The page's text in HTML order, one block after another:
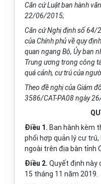
Căn cứ Luật ban hành vă
22/06/2015;
Căn cứNghị định số 64/
của Chính phủ về quy
quan ngang Bộ, Ủy ban
Trung ương trong công
quá cảnh, cư trú của
Theo đềnghị của Giám
3586/CAT-PA08 ngày
Điều 1. Ban hành kèm
phối hợp quản lý cư
ngoài trên địa bàn tỉnh
Điều 2. Quyết định này
15 tháng 11 năm 2019.